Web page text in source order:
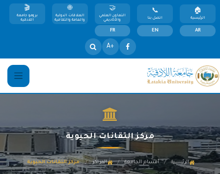
الرئيسية اتصل بنا
التعاون العلمي
والأكاديمي
العلاقات الدولية
والعامة والثقافية
برومو جامعة
اللاذقية
AR
EN
FR
+A
مركز التقانات الحيوية
الرئيسية / أقسام الجامعة / المراكز / مركز التقانات الحيوية